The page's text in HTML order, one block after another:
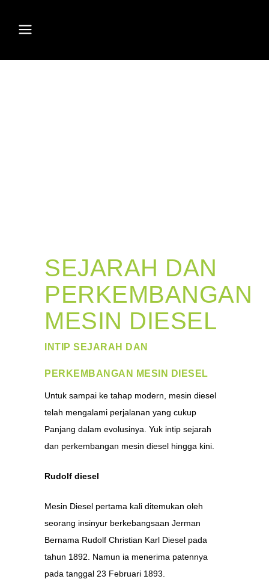
SEJARAH DAN
PERKEMBANGAN
MESIN DIESEL
INTIP SEJARAH DAN
PERKEMBANGAN MESIN DIESEL
Untuk sampai ke tahap modern, mesin diesel
telah mengalami perjalanan yang cukup
Panjang dalam evolusinya. Yuk intip sejarah
dan perkembangan mesin diesel hingga kini.
Rudolf diesel
Mesin Diesel pertama kali ditemukan oleh
seorang insinyur berkebangsaan Jerman
Bernama Rudolf Christian Karl Diesel pada
tahun 1892. Namun ia menerima patennya
pada tanggal 23 Februari 1893.